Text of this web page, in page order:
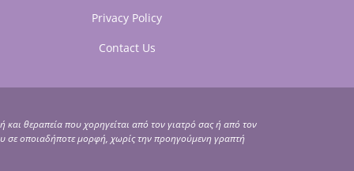
Privacy Policy
Contact Us
και θεραπεία που χορηγείται από τον γιατρό σας ή από τον
σε οποιαδήποτε μορφή, χωρίς την προηγούμενη γραπτή